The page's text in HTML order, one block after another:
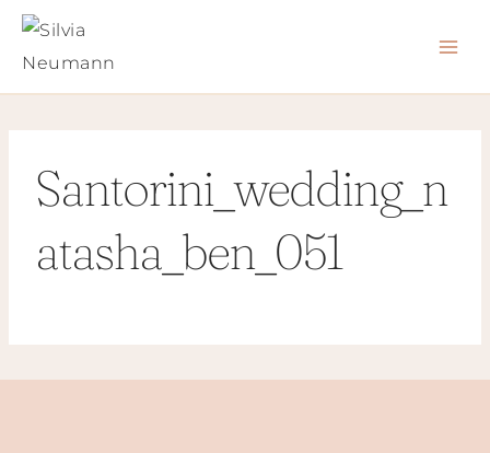
Zum
Santorini_wedding_n
atasha_ben_051